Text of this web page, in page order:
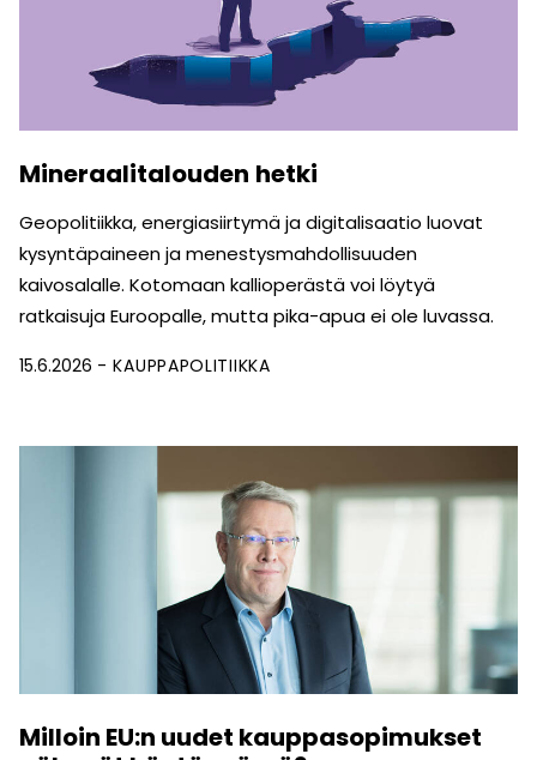
Mineraalitalouden hetki
Geopolitiikka, energiasiirtymä ja digitalisaatio luovat
kysyntäpaineen ja menestys­mahdollisuuden
kaivosalalle. Kotomaan kallioperästä voi löytyä
ratkaisuja Euroopalle, mutta pika-apua ei ole luvassa.
15.6.2026 KAUPPAPOLITIIKKA
Milloin EU:n uudet kauppasopimukset